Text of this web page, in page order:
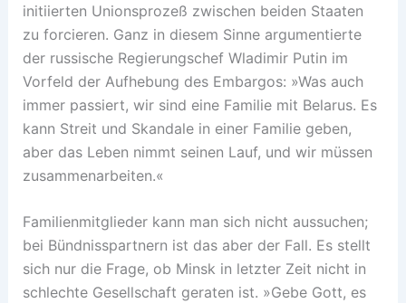
initiierten Unionsprozeß zwischen beiden Staaten
zu forcieren. Ganz in diesem Sinne argumentierte
der russische Regierungschef Wladimir Putin im
Vorfeld der Aufhebung des Embargos: »Was auch
immer passiert, wir sind eine Familie mit Belarus. Es
kann Streit und Skandale in einer Familie geben,
aber das Leben nimmt seinen Lauf, und wir müssen
zusammenarbeiten.«
Familienmitglieder kann man sich nicht aussuchen;
bei Bündnisspartnern ist das aber der Fall. Es stellt
sich nur die Frage, ob Minsk in letzter Zeit nicht in
schlechte Gesellschaft geraten ist. »Gebe Gott, es